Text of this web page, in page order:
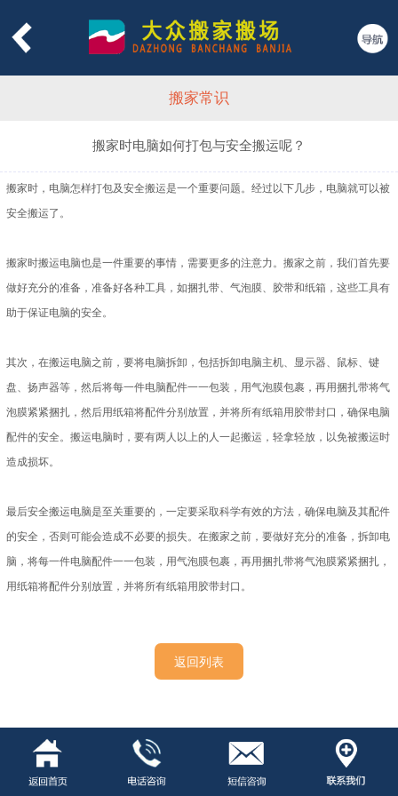
收费标准
物流服务
搬家常识
搬家时电脑如何打包与安全搬运呢？
搬家时，电脑怎样打包及安全搬运是一个重要问题。经过以下几步，电脑就可以被
安全搬运了。
搬家时搬运电脑也是一件重要的事情，需要更多的注意力。搬家之前，我们首先要
做好充分的准备，准备好各种工具，如捆扎带、气泡膜、胶带和纸箱，这些工具有
助于保证电脑的安全。
其次，在搬运电脑之前，要将电脑拆卸，包括拆卸电脑主机、显示器、鼠标、键
盘、扬声器等，然后将每一件电脑配件一一包装，用气泡膜包裹，再用捆扎带将气
泡膜紧紧捆扎，然后用纸箱将配件分别放置，并将所有纸箱用胶带封口，确保电脑
配件的安全。搬运电脑时，要有两人以上的人一起搬运，轻拿轻放，以免被搬运时
造成损坏。
最后安全搬运电脑是至关重要的，一定要采取科学有效的方法，确保电脑及其配件
的安全，否则可能会造成不必要的损失。在搬家之前，要做好充分的准备，拆卸电
脑，将每一件电脑配件一一包装，用气泡膜包裹，再用捆扎带将气泡膜紧紧捆扎，
用纸箱将配件分别放置，并将所有纸箱用胶带封口。
返回列表